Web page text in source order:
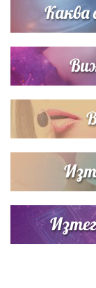
Каква